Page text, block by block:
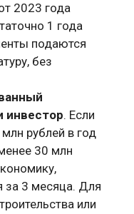
2023 года
1 года
подаются
без
инвестор. Если
рублей в год
30 млн
за 3 месяца. Для
или